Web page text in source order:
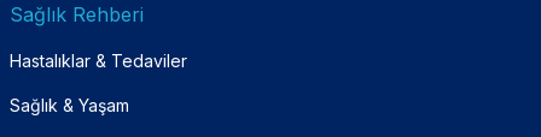
Sağlık Rehberi
Hastalıklar & Tedaviler
Sağlık & Yaşam